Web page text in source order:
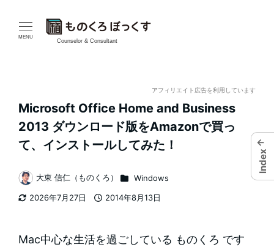
MENU
Counselor & Consultant
アフィリエイト広告を利用しています
Microsoft Office Home and Business
2013 ダウンロード版をAmazonで買っ
て、インストールしてみた！
2026年7月27日
2014年8月13日
著
者
大東 信仁（ものくろ） カテゴリー
Windows
Mac中心な生活を過ごしている ものくろ です
←
Index